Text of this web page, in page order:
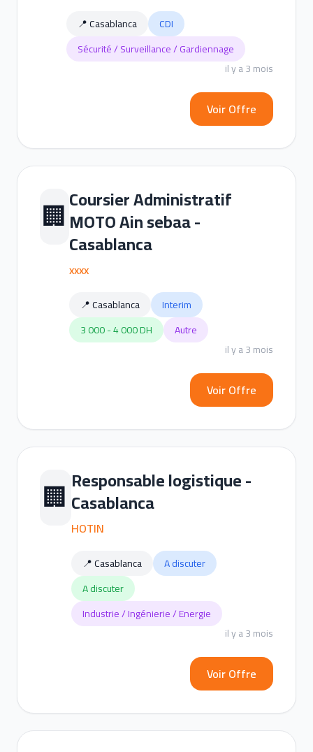
📍 Casablanca
CDI
Sécurité / Surveillance / Gardiennage
il y a 3 mois
Voir Offre
🏢Coursier Administratif
MOTO Ain sebaa -
Casablanca
xxxx
📍 Casablanca
Interim
3 000 - 4 000 DH
Autre
il y a 3 mois
Voir Offre
🏢 Responsable logistique -
Casablanca
HOTIN
📍 Casablanca
A discuter
A discuter
Industrie / Ingénierie / Energie
il y a 3 mois
Voir Offre